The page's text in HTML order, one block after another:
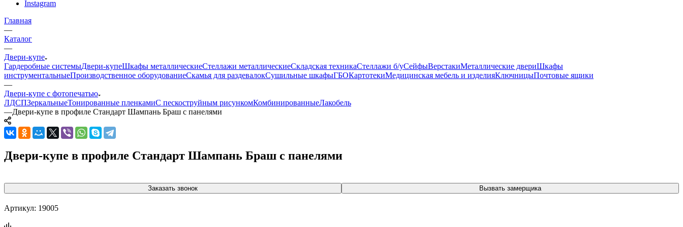
Instagram
Главная
—
Каталог
—
Двери-купе
Гардеробные системыДвери-купеШкафы металлическиеСтеллажи металлическиеСкладская техникаСтеллажи б/уСейфыВерстакиМеталлические двериШкафы
инструментальныеПроизводственное оборудованиеСкамья для раздевалокСушильные шкафыГБОКартотекиМедицинская мебель и изделияКлючницыПочтовые ящики
—
Двери-купе с фотопечатью
ЛДСПЗеркальныеТонированные пленкамиС пескоструйным рисункомКомбинированныеЛакобель
—Двери-купе в профиле Стандарт Шампань Браш с панелями
Двери-купе в профиле Стандарт Шампань Браш с панелями
Заказать звонок Вызвать замерщика
Артикул: 19005